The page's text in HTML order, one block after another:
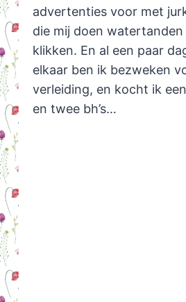
advertenties voor met
die mij doen watertanden
klikken. En al een paar
elkaar ben ik bezweken
verleiding, en kocht ik
en twee bh’s…